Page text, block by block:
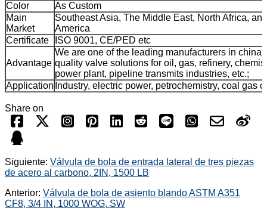
Color
As Custom
Main
Market
Southeast Asia, The Middle East, North Africa,
America
Certificate
ISO 9001, CE/PED etc
Advantage
We are one of the leading manufacturers in china
quality valve solutions for oil, gas, refinery,
power plant, pipeline transmits industries, etc.;
Application Industry, electric power, petrochemistry, coal gas
Share on
Siguiente: Válvula de bola de entrada lateral de tres piezas
de acero al carbono, 2IN, 1500 LB
Anterior: Válvula de bola de asiento blando ASTM A351
CF8, 3/4 IN, 1000 WOG, SW